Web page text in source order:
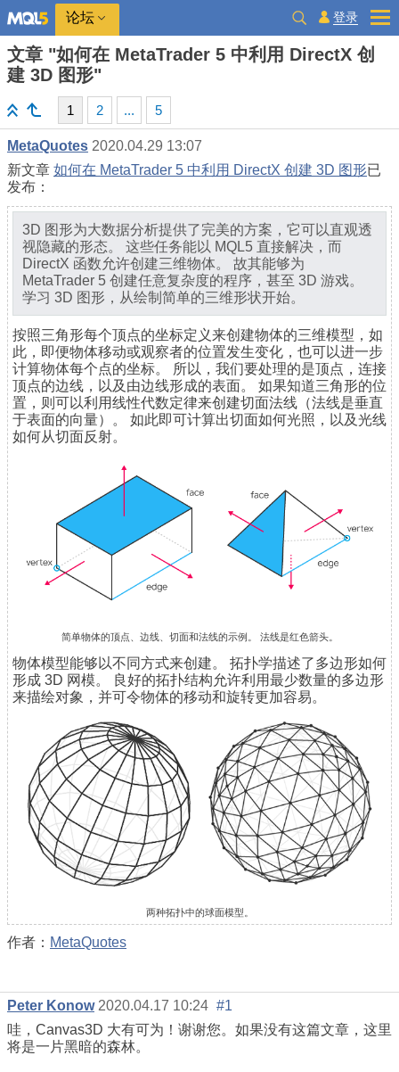
论坛 登录
文章 "如何在 MetaTrader 5 中利用 DirectX 创
建 3D 图形"
1 2 ... 5
MetaQuotes 2020.04.29 13:07
新文章 如何在 MetaTrader 5 中利用 DirectX 创建 3D 图形已
发布：
3D 图形为大数据分析提供了完美的方案，它可以直观透
视隐藏的形态。 这些任务能以 MQL5 直接解决，而
DireсtX 函数允许创建三维物体。 故其能够为
MetaTrader 5 创建任意复杂度的程序，甚至 3D 游戏。
学习 3D 图形，从绘制简单的三维形状开始。
按照三角形每个顶点的坐标定义来创建物体的三维模型，如
此，即便物体移动或观察者的位置发生变化，也可以进一步
计算物体每个点的坐标。 所以，我们要处理的是顶点，连接
顶点的边线，以及由边线形成的表面。 如果知道三角形的位
置，则可以利用线性代数定律来创建切面法线（法线是垂直
于表面的向量）。 如此即可计算出切面如何光照，以及光线
如何从切面反射。
简单物体的顶点、边线、切面和法线的示例。 法线是红色箭头。
物体模型能够以不同方式来创建。 拓扑学描述了多边形如何
形成 3D 网模。 良好的拓扑结构允许利用最少数量的多边形
来描绘对象，并可令物体的移动和旋转更加容易。
两种拓扑中的球面模型。
作者： MetaQuotes
Реter Konow 2020.04.17 10:24 #1
哇，Canvas3D 大有可为！谢谢您。如果没有这篇文章，这里
将是一片黑暗的森林。